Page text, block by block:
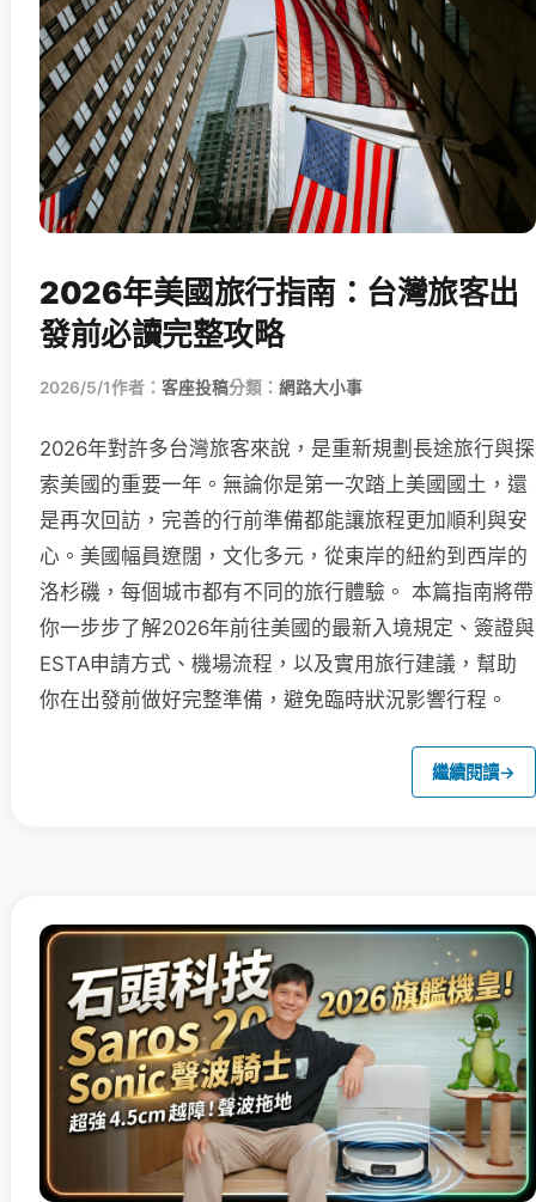
2026年美國旅行指南：台灣旅客出
發前必讀完整攻略
2026/5/1作者： 客座投稿分類： 網路大小事
2026年對許多台灣旅客來說，是重新規劃長途旅行與探
索美國的重要一年。無論你是第一次踏上美國國土，還
是再次回訪，完善的行前準備都能讓旅程更加順利與安
心。美國幅員遼闊，文化多元，從東岸的紐約到西岸的
洛杉磯，每個城市都有不同的旅行體驗。 本篇指南將帶
你一步步了解2026年前往美國的最新入境規定、簽證與
ESTA申請方式、機場流程，以及實用旅行建議，幫助
你在出發前做好完整準備，避免臨時狀況影響行程。
繼續閱讀→